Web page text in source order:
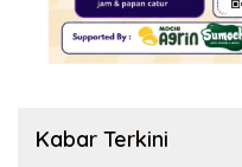
Kabar Terkini